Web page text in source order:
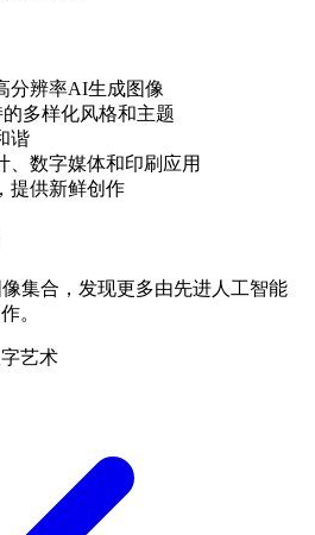
分辨率AI生成图像
多样化风格和主题
谐
、数字媒体和印刷应用
提供新鲜创作
集合，发现更多由先进人工智能
。
艺术